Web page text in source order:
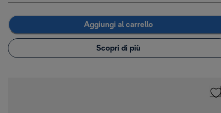
Aggiungi al carrello
Scopri di più